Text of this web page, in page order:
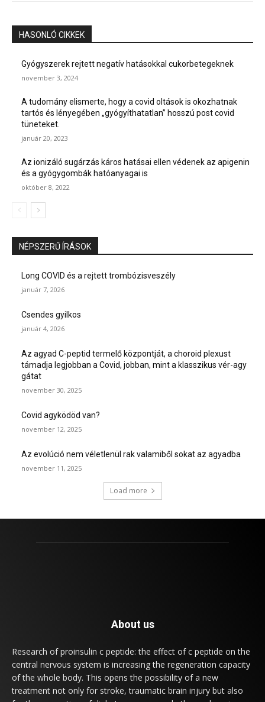
HASONLÓ CIKKEK
Gyógyszerek rejtett negatív hatásokkal cukorbetegeknek
november 3, 2024
A tudomány elismerte, hogy a covid oltások is okozhatnak
tartós és lényegében „gyógyíthatatlan” hosszú post covid
tüneteket.
január 20, 2023
Az ionizáló sugárzás káros hatásai ellen védenek az apigenin
és a gyógygombák hatóanyagai is
október 8, 2022
NÉPSZERŰ ÍRÁSOK
Long COVID és a rejtett trombózisveszély
január 7, 2026
Csendes gyilkos
január 4, 2026
Az agyad C-peptid termelő központját, a choroid plexust
támadja legjobban a Covid, jobban, mint a klasszikus vér-agy
gátat
november 30, 2025
Covid agyködöd van?
november 12, 2025
Az evolúció nem véletlenül rak valamiből sokat az agyadba
november 11, 2025
Load more
About us
Research of proinsulin c peptide: the effect of c peptide on the
central nervous system is increasing the regeneration capacity
of the whole body. This opens the possibility of a new
treatment not only for stroke, traumatic brain injury but also